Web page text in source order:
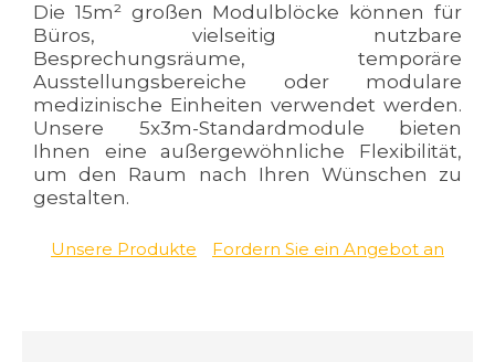
Die 15m² großen Modulblöcke können für
Büros, vielseitig nutzbare
Besprechungsräume, temporäre
Ausstellungsbereiche oder modulare
medizinische Einheiten verwendet werden.
Unsere 5x3m-Standardmodule bieten
Ihnen eine außergewöhnliche Flexibilität,
um den Raum nach Ihren Wünschen zu
gestalten.
Unsere Produkte Fordern Sie ein Angebot an